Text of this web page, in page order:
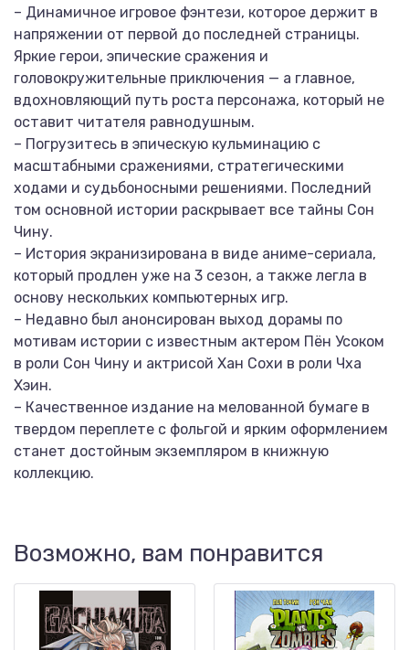
– Динамичное игровое фэнтези, которое держит в
напряжении от первой до последней страницы.
Яркие герои, эпические сражения и
головокружительные приключения — а главное,
вдохновляющий путь роста персонажа, который не
оставит читателя равнодушным.
– Погрузитесь в эпическую кульминацию с
масштабными сражениями, стратегическими
ходами и судьбоносными решениями. Последний
том основной истории раскрывает все тайны Сон
Чину.
– История экранизирована в виде аниме-сериала,
который продлен уже на 3 сезон, а также легла в
основу нескольких компьютерных игр.
– Недавно был анонсирован выход дорамы по
мотивам истории с известным актером Пён Усоком
в роли Сон Чину и актрисой Хан Сохи в роли Чха
Хэин.
– Качественное издание на мелованной бумаге в
твердом переплете с фольгой и ярким оформлением
станет достойным экземпляром в книжную
коллекцию.
Возможно, вам понравится